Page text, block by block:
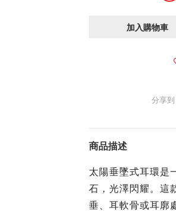
加入購物車
分享到
商品描述
太陽垂墜式耳環是
石，光澤閃耀。這
垂、 耳軟骨或耳廓